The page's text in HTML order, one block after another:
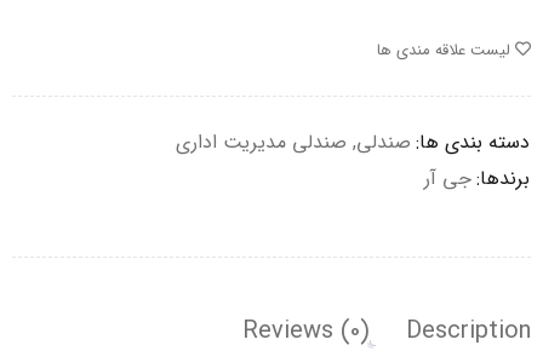
لیست علاقه مندی ها
دسته بندی ها: صندلی, صندلی مدیریت اداری
برندها:جی آر
Description
Reviews (0)